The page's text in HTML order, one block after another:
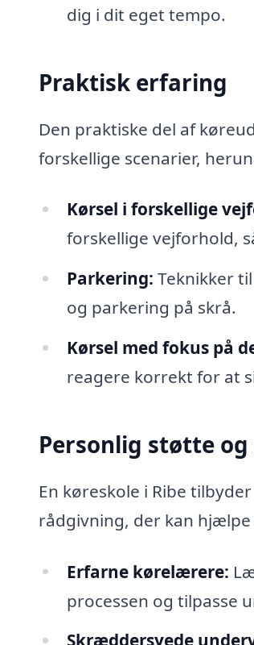
dig i dit eget tempo.
Praktisk erfaring
Den praktiske del af
forskellige scenarier,
Kørsel i forskellige
forskellige vejforhold,
Parkering: Teknikker
og parkering på skrå.
Kørsel med fokus på
reagere korrekt for at
Personlig støtte
En køreskole i Ribe
rådgivning, der kan
Erfarne kørelærere:
processen og tilpasse
Skræddersyede